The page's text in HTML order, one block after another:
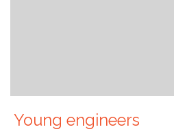
Young engineers